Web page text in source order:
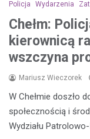
Policja Wydarzenia
Chełm:
kierownicą
wszczyna
Mariusz Wieczorek
W Chełmie doszło
społecznością i
Wydziału